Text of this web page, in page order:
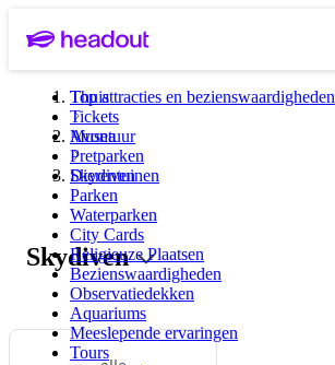
Top attracties en bezienswaardigheden
Tickets
Musea
Pretparken
Dierentuinen
Parken
Waterparken
City Cards
Religieuze Plaatsen
Bezienswaardigheden
Observatiedekken
Aquariums
Meeslepende ervaringen
Tours
Thuis
Avontuur
Skydiven
Skydiven